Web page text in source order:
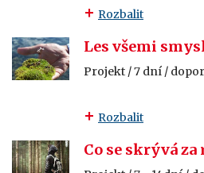
Rozbalit
Les všemi
Projekt / 7 dní /
Rozbalit
Co se skrývá za